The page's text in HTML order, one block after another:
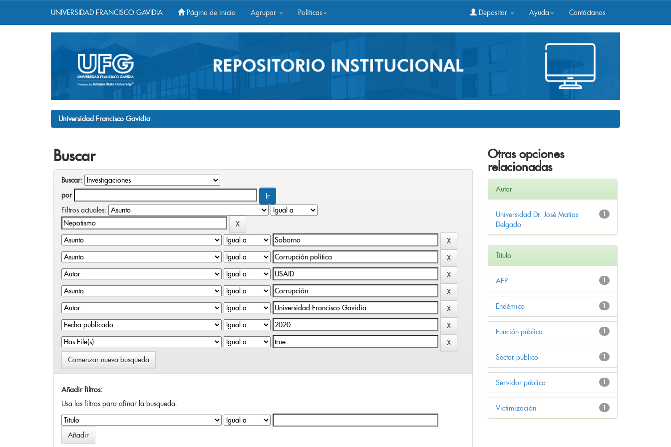
UNIVERSIDAD FRANCISCO GAVIDIA Página de inicio Agrupar Políticas Depositar Ayuda Contáctanos
Universidad Francisco Gavidia
Buscar
Buscar:
por
Filtros actuales:
Comenzar nueva busqueda
Añadir filtros:
Usa los filtros para afinar la busqueda.
Otras opciones
relacionadas
Autor
1
Universidad Dr. José Matías
Delgado
Título
1
AFP
1
Endémico
1
Función pública
1
Sector público
1
Servidor público
1
Victimización